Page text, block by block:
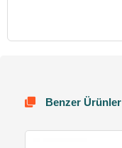
Benzer Ürünler